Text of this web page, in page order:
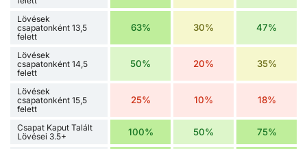
Lövések
csapatonként 13,5
felett
63% 30% 47%
Lövések
csapatonként 14,5
felett
50% 20% 35%
Lövések
csapatonként 15,5
felett
25% 10% 18%
Csapat Kaput Talált
Lövései 3.5+
100% 50% 75%